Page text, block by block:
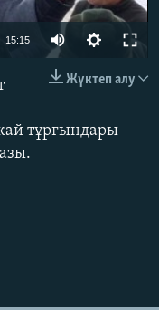
15:15
Жүктеп алу
тұрғындары